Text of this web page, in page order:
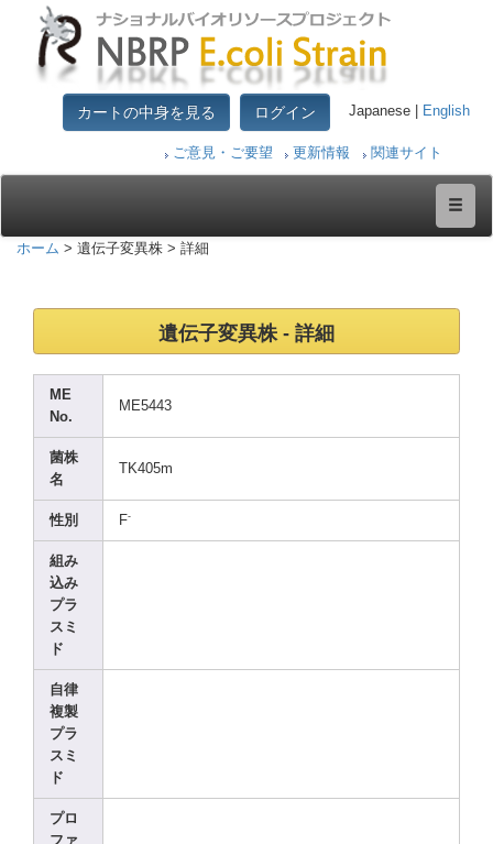
カートの中身を見る ログイン Japanese | English
ご意見・ご要望 更新情報 関連サイト
ホーム > 遺伝子変異株 > 詳細
遺伝子変異株 - 詳細
ME
No.
ME5443
菌株
名
TK405m
性別 F-
組み
込み
プラ
スミ
ド
自律
複製
プラ
スミ
ド
プロ
ファ